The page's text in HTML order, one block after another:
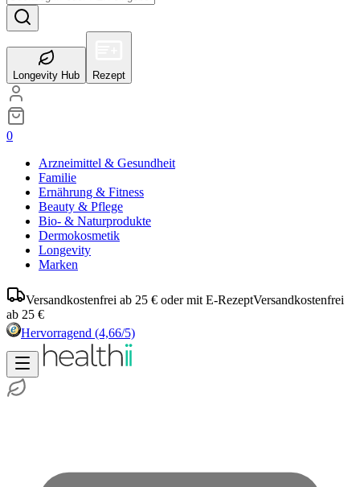
Longevity Hub Rezept
0
Arzneimittel & Gesundheit
Familie
Ernährung & Fitness
Beauty & Pflege
Bio- & Naturprodukte
Dermokosmetik
Longevity
Marken
Versandkostenfrei ab 25 € oder mit E-RezeptVersandkostenfrei
ab 25 €
Hervorragend (4,66/5)